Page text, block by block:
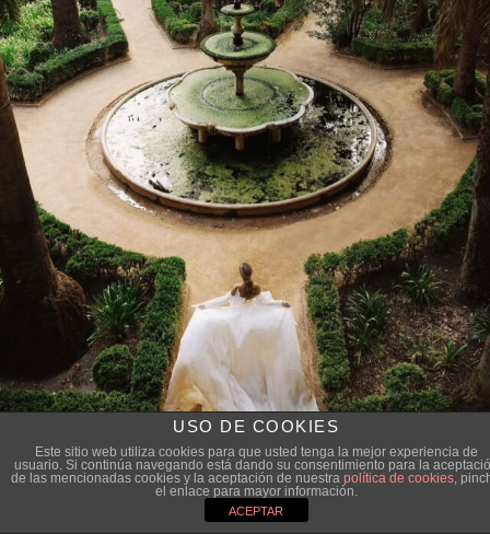
USO DE COOKIES
Este sitio web utiliza cookies para que usted tenga la mejor experiencia de
usuario. Si continúa navegando está dando su consentimiento para la
de las mencionadas cookies y la aceptación de nuestra política de cookies,
el enlace para mayor información.
ACEPTAR